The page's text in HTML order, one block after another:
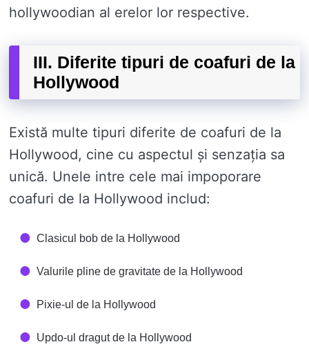
hollywoodian al erelor lor respective.
III. Diferite tipuri de coafuri de la
Hollywood
Există multe tipuri diferite de coafuri de la
Hollywood, cine cu aspectul și senzația sa
unică. Unele intre cele mai impoporare
coafuri de la Hollywood includ:
Clasicul bob de la Hollywood
Valurile pline de gravitate de la Hollywood
Pixie-ul de la Hollywood
Updo-ul dragut de la Hollywood